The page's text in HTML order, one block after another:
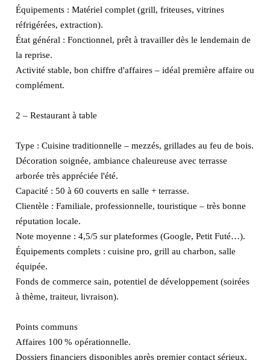
Équipements : Matériel complet (grill, friteuses, vitrines
réfrigérées, extraction).
État général : Fonctionnel, prêt à travailler dès le lendemain de
la reprise.
Activité stable, bon chiffre d'affaires – idéal première affaire ou
complément.
2 – Restaurant à table
Type : Cuisine traditionnelle – mezzés, grillades au feu de bois.
Décoration soignée, ambiance chaleureuse avec terrasse
arborée très appréciée l'été.
Capacité : 50 à 60 couverts en salle + terrasse.
Clientèle : Familiale, professionnelle, touristique – très bonne
réputation locale.
Note moyenne : 4,5/5 sur plateformes (Google, Petit Futé…).
Équipements complets : cuisine pro, grill au charbon, salle
équipée.
Fonds de commerce sain, potentiel de développement (soirées
à thème, traiteur, livraison).
Points communs
Affaires 100 % opérationnelle.
Dossiers financiers disponibles après premier contact sérieux.